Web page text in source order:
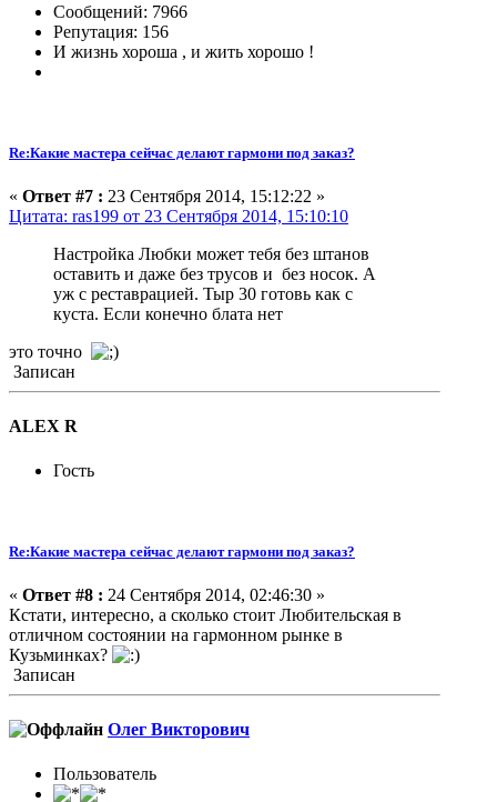
Сообщений: 7966
Репутация: 156
И жизнь хороша , и жить хорошо !
Re:Какие мастера сейчас делают гармони под заказ?
« Ответ #7 : 23 Сентября 2014, 15:12:22 »
Цитата: ras199 от 23 Сентября 2014, 15:10:10
Настройка Любки может тебя без штанов
оставить и даже без трусов и без носок. А
уж с реставрацией. Тыр 30 готовь как с
куста. Если конечно блата нет
это точно
Записан
ALEX R
Гость
Re:Какие мастера сейчас делают гармони под заказ?
« Ответ #8 : 24 Сентября 2014, 02:46:30 »
Кстати, интересно, а сколько стоит Любительская в
отличном состоянии на гармонном рынке в
Кузьминках?
Записан
Олег Викторович
Пользователь